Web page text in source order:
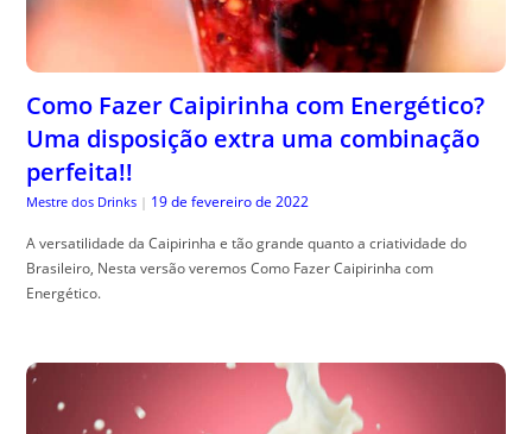
Como Fazer Caipirinha com Energético?
Uma disposição extra uma combinação
perfeita!!
Mestre dos Drinks | 19 de fevereiro de 2022
A versatilidade da Caipirinha e tão grande quanto a criatividade do
Brasileiro, Nesta versão veremos Como Fazer Caipirinha com
Energético.